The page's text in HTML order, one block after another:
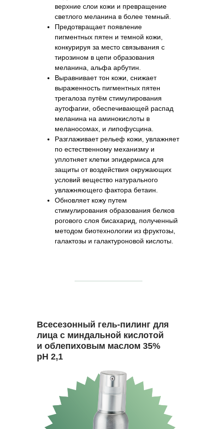
верхние слои кожи и превращение
светлого меланина в более темный.
Предотвращает появление
пигментных пятен и темной кожи,
конкурируя за место связывания с
тирозином в цепи образования
меланина, альфа арбутин.
Выравнивает тон кожи, снижает
выраженность пигментных пятен
трегалоза путём стимулирования
аутофагии, обеспечивающей распад
меланина на аминокислоты в
меланосомах, и липофусцина.
Разглаживает рельеф кожи, увлажняет
по естественному механизму и
уплотняет клетки эпидермиса для
защиты от воздействия окружающих
условий вещество натурального
увлажняющего фактора бетаин.
Обновляет кожу путем
стимулирования образования белков
рогового слоя бисахарид, полученный
методом биотехнологии из фруктозы,
галактозы и галактуроновой кислоты.
Всесезонный гель-пилинг для
лица с миндальной кислотой
и облепиховым маслом 35%
pH 2,1